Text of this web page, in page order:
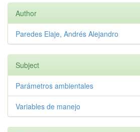
Author
Paredes Elaje, Andrés Alejandro
Subject
Parámetros ambientales
Variables de manejo